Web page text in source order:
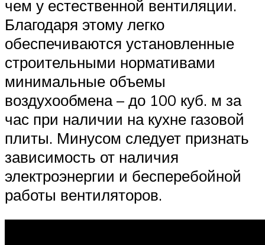
чем у естественной вентиляции.
Благодаря этому легко
обеспечиваются установленные
строительными нормативами
минимальные объемы
воздухообмена – до 100 куб. м за
час при наличии на кухне газовой
плиты. Минусом следует признать
зависимость от наличия
электроэнергии и бесперебойной
работы вентиляторов.